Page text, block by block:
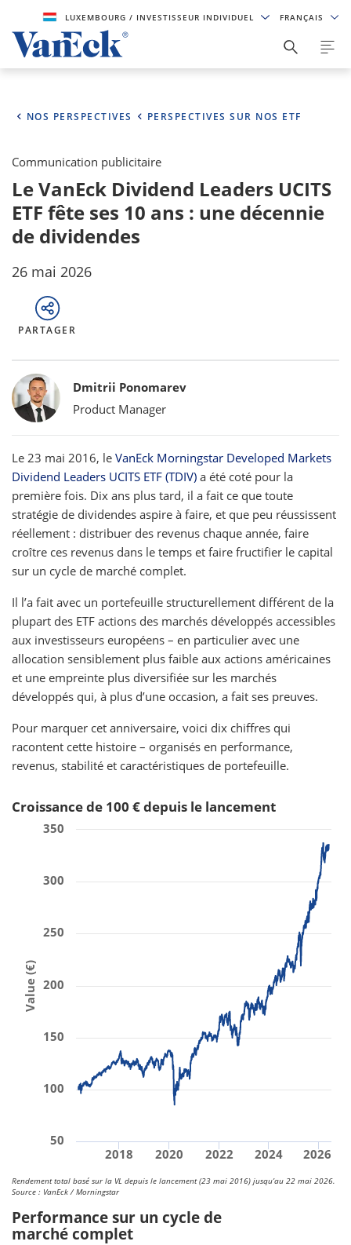
LUXEMBOURG/ INVESTISSEUR INDIVIDUEL FRANÇAIS
NOS PERSPECTIVES PERSPECTIVES SUR NOS ETF
Communication publicitaire
Le VanEck Dividend Leaders UCITS
ETF fête ses 10 ans : une décennie
de dividendes
26 mai 2026
PARTAGER
Bylines
Dmitrii Ponomarev
Product Manager
Le 23 mai 2016, le VanEck Morningstar Developed Markets
Dividend Leaders UCITS ETF (TDIV) a été coté pour la
première fois. Dix ans plus tard, il a fait ce que toute
stratégie de dividendes aspire à faire, et que peu réussissent
réellement : distribuer des revenus chaque année, faire
croître ces revenus dans le temps et faire fructifier le capital
sur un cycle de marché complet.
Il l’a fait avec un portefeuille structurellement différent de la
plupart des ETF actions des marchés développés accessibles
aux investisseurs européens – en particulier avec une
allocation sensiblement plus faible aux actions américaines
et une empreinte plus diversifiée sur les marchés
développés qui, à plus d’une occasion, a fait ses preuves.
Pour marquer cet anniversaire, voici dix chiffres qui
racontent cette histoire – organisés en performance,
revenus, stabilité et caractéristiques de portefeuille.
Croissance de 100 € depuis le lancement
Value (€)
2018 2020 2022 2024 2026
50
100
150
200
250
300
350
Rendement total basé sur la VL depuis le lancement (23 mai 2016) jusqu’au 22 mai 2026.
Source : VanEck / Morningstar
Performance sur un cycle de
marché complet